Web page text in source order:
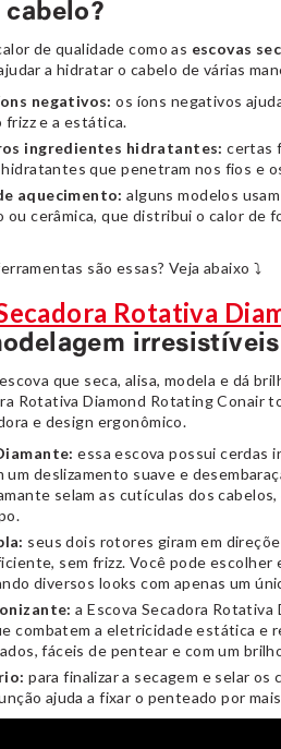
de qualidade como as escovas
a hidratar o cabelo de várias
negativos: os íons negativos
frizz e a estática.
ingredientes hidratantes: certas
que penetram nos fios e
aquecimento: alguns modelos
ou cerâmica, que distribui o calor de
são essas? Veja abaixo ⤵
Rotativa
irresistíveis
que seca, alisa, modela e dá
Rotativa Diamond Rotating Conair
e design ergonômico.
essa escova possui cerdas
um deslizamento suave e
selam as cutículas dos
seus dois rotores giram em
sem frizz. Você pode
diversos looks com apenas um
a Escova Secadora
combatem a eletricidade estática e
fáceis de pentear e com um
para finalizar a secagem e selar
ajuda a fixar o penteado por